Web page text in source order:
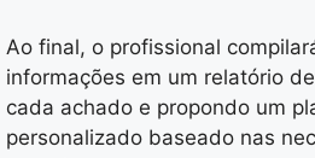
Ao final, o profissional
informações em um relatório
cada achado e propondo um
personalizado baseado nas